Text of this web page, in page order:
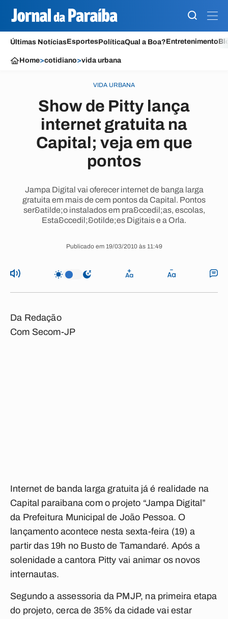
Últimas NotíciasEsportesPolíticaQual a Boa?Entretenimento
Home>cotidiano>vida urbana
VIDA URBANA
Show de Pitty lança
internet gratuita na
Capital; veja em que
pontos
Jampa Digital vai oferecer internet de banga larga
gratuita em mais de cem pontos da Capital. Pontos
ser&atilde;o instalados em pra&ccedil;as, escolas,
Esta&ccedil;&otilde;es Digitais e a Orla.
Publicado em 19/03/2010 às 11:49
Da Redação
Com Secom-JP
Internet de banda larga gratuita já é realidade na
Capital paraibana com o projeto “Jampa Digital”
da Prefeitura Municipal de João Pessoa. O
lançamento acontece nesta sexta-feira (19) a
partir das 19h no Busto de Tamandaré. Após a
solenidade a cantora Pitty vai animar os novos
internautas.
Segundo a assessoria da PMJP, na primeira etapa
do projeto, cerca de 35% da cidade vai estar